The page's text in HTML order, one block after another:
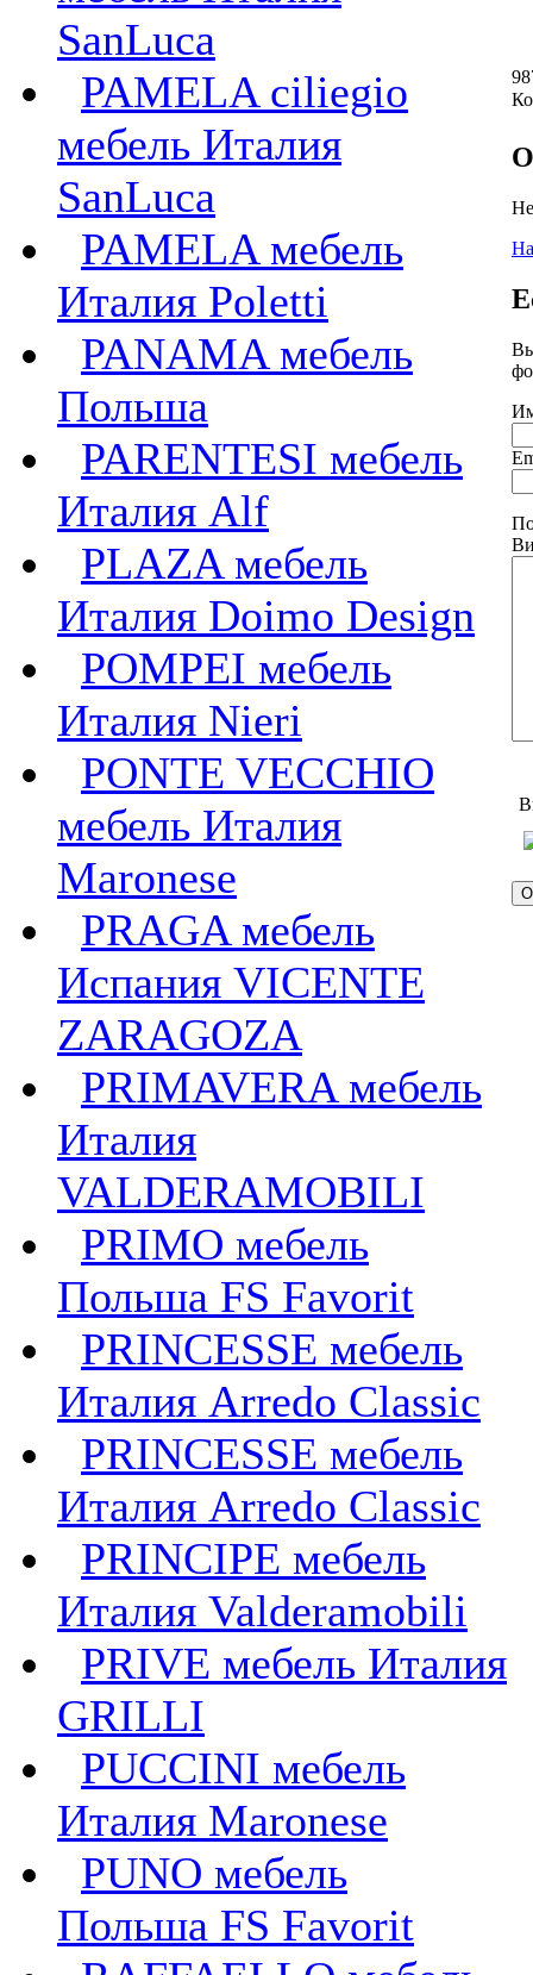
SanLuca
PAMELA ciliegio
мебель Италия
SanLuca
PAMELA мебель
Италия Poletti
PANAMA мебель
Польша
PARENTESI мебель
Италия Alf
PLAZA мебель
Италия Doimo Design
POMPEI мебель
Италия Nieri
PONTE VECCHIO
мебель Италия
Maronese
PRAGA мебель
Испания VICENTE
ZARAGOZA
PRIMAVERA мебель
Италия
VALDERAMOBILI
PRIMO мебель
Польша FS Favorit
PRINCESSE мебель
Италия Arredo Classic
PRINCESSE мебель
Италия Arredo Classic
PRINCIPE мебель
Италия Valderamobili
PRIVE мебель Италия
GRILLI
PUCCINI мебель
Италия Maronese
PUNO мебель
Польша FS Favorit